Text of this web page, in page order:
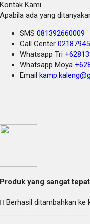
Kontak Kami
Apabila ada yang
SMS 081392660009
Call Center
Whatsapp Tri
Whatsapp Moya
Email
Produk yang sangat
Berhasil ditambahkan ke